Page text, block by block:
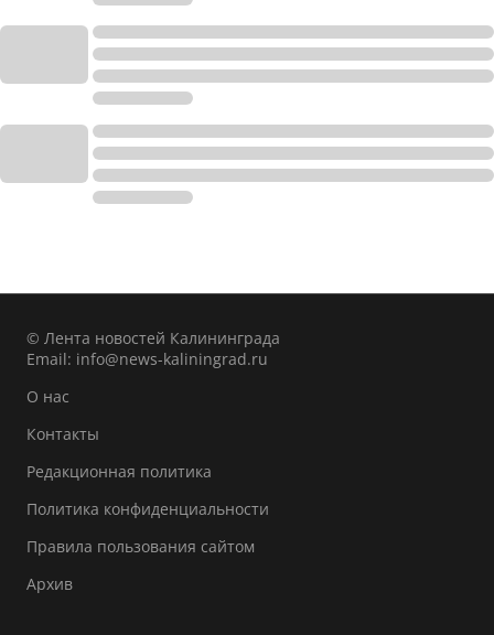
© Лента новостей Калининграда
Email: info@news-kaliningrad.ru
О нас
Контакты
Редакционная политика
Политика конфиденциальности
Правила пользования сайтом
Архив